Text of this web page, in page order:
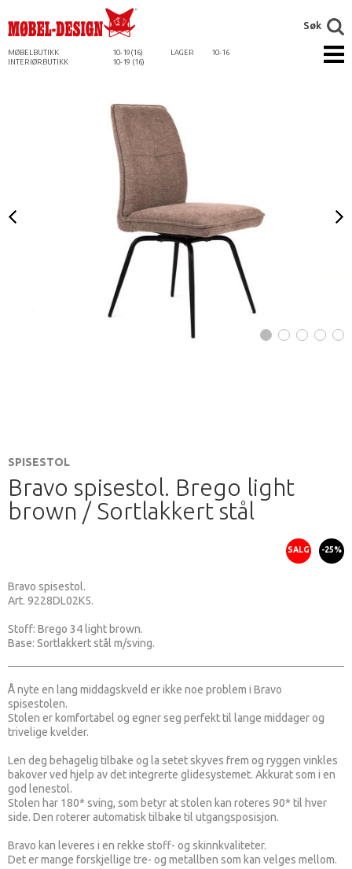
MØBELBUTIKK 10-19(16) LAGER
10-16
INTERIØRBUTIKK
10-19 (16)
Søk
SPISESTOL
Bravo spisestol. Brego light
brown / Sortlakkert stål
SALG -25%
Bravo spisestol.
Art. 9228DL02K5.
Stoff: Brego 34 light brown.
Base: Sortlakkert stål m/sving.
Å nyte en lang middagskveld er ikke noe problem i Bravo
spisestolen.
Stolen er komfortabel og egner seg perfekt til lange middager og
trivelige kvelder.
Len deg behagelig tilbake og la setet skyves frem og ryggen vinkles
bakover ved hjelp av det integrerte glidesystemet. Akkurat som i en
god lenestol.
Stolen har 180* sving, som betyr at stolen kan roteres 90* til hver
side. Den roterer automatisk tilbake til utgangsposisjon.
Bravo kan leveres i en rekke stoff- og skinnkvaliteter.
Det er mange forskjellige tre- og metallben som kan velges mellom.